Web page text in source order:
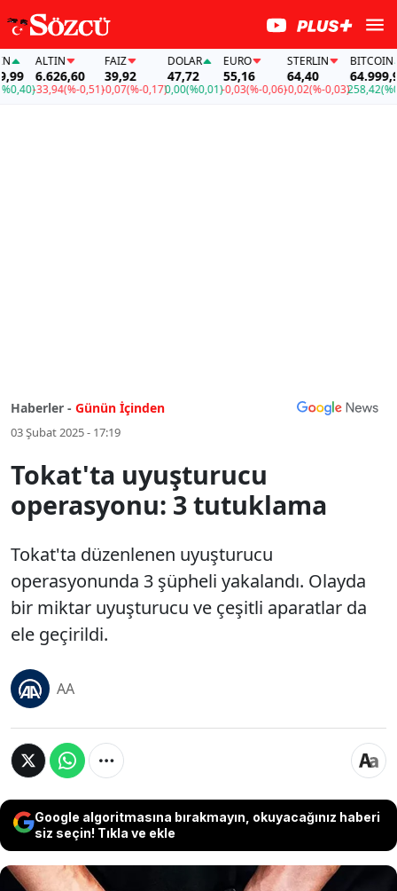
ALTIN
6.626,60
-33,94(%-0,51)
FAİZ
39,92
-0,07(%-0,17)
DOLAR
47,72
0,00(%0,01)
EURO
55,16
-0,03(%-0,06)
STERLIN
64,40
-0,02(%-0,03)
BITCOIN
64.999,99
258,42
Haberler - Günün İçinden
03 Şubat 2025 - 17:19
Tokat'ta uyuşturucu
operasyonu: 3 tutuklama
Tokat'ta düzenlenen uyuşturucu
operasyonunda 3 şüpheli yakalandı. Olayda
bir miktar uyuşturucu ve çeşitli aparatlar da
ele geçirildi.
AA
Google algoritmasına bırakmayın, okuyacağınız haberi
siz seçin! Tıkla ve ekle